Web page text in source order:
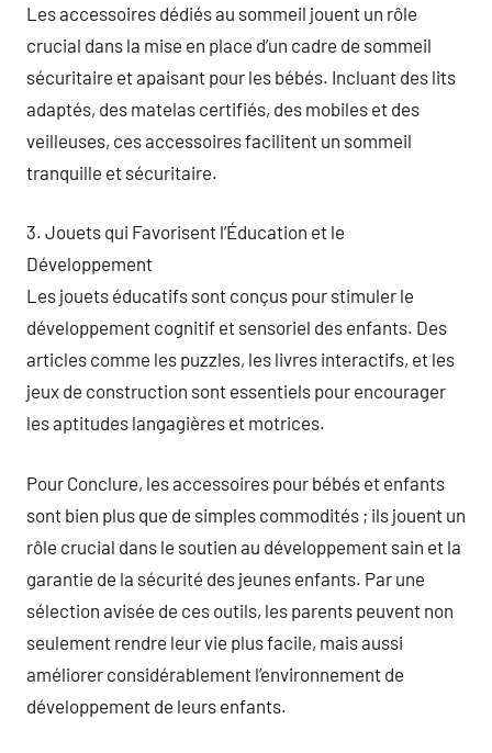
Les accessoires dédiés au sommeil jouent un rôle
crucial dans la mise en place d’un cadre de sommeil
sécuritaire et apaisant pour les bébés. Incluant des lits
adaptés, des matelas certifiés, des mobiles et des
veilleuses, ces accessoires facilitent un sommeil
tranquille et sécuritaire.
3. Jouets qui Favorisent l’Éducation et le
Développement
Les jouets éducatifs sont conçus pour stimuler le
développement cognitif et sensoriel des enfants. Des
articles comme les puzzles, les livres interactifs, et les
jeux de construction sont essentiels pour encourager
les aptitudes langagières et motrices.
Pour Conclure, les accessoires pour bébés et enfants
sont bien plus que de simples commodités ; ils jouent un
rôle crucial dans le soutien au développement sain et la
garantie de la sécurité des jeunes enfants. Par une
sélection avisée de ces outils, les parents peuvent non
seulement rendre leur vie plus facile, mais aussi
améliorer considérablement l’environnement de
développement de leurs enfants.